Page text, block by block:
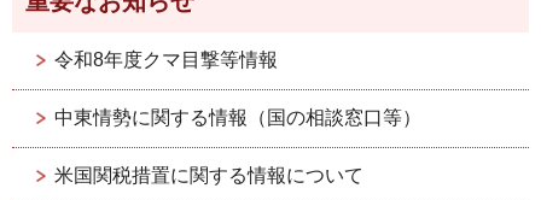
令和8年度クマ目撃等情報
中東情勢に関する情報（国の相談窓口等）
米国関税措置に関する情報について